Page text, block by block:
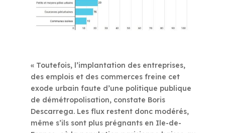
« Toutefois, l’implantation des entreprises,
des emplois et des commerces freine cet
exode urbain faute d’une politique publique
de démétropolisation, constate Boris
Descarrega. Les flux restent donc modérés,
même s’ils sont plus prégnants en Ile-de-